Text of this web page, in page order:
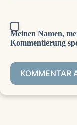
Meinen Namen,
Kommentierung
KOMMENTAR